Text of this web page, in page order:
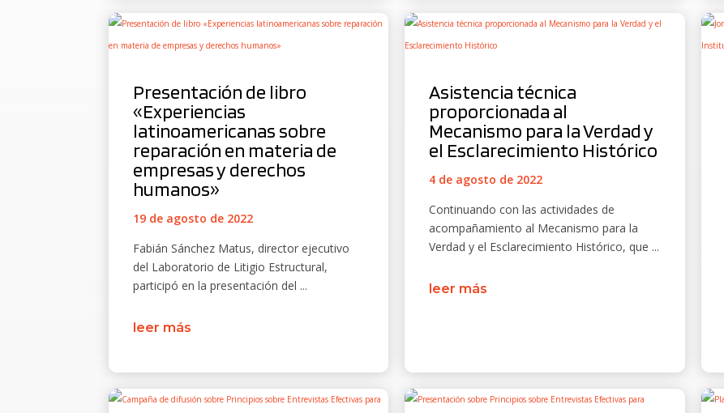
Presentación de libro
«Experiencias
latinoamericanas sobre
reparación en materia de
empresas y derechos
humanos»
19 de agosto de 2022
Fabián Sánchez Matus, director ejecutivo
del Laboratorio de Litigio Estructural,
participó en la presentación del ...
leer más
Asistencia técnica
proporcionada al
Mecanismo para la Verdad y
el Esclarecimiento Histórico
4 de agosto de 2022
Continuando con las actividades de
acompañamiento al Mecanismo para la
Verdad y el Esclarecimiento Histórico, que ...
leer más